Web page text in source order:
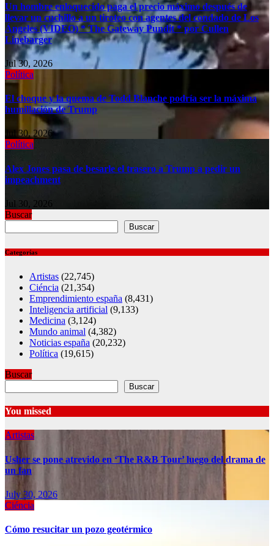
Un hombre enloquecido paga el precio máximo después de
llevar un cuchillo a un tiroteo con agentes del condado de Los
Ángeles (VIDEO) * The Gateway Pundit * por Cullen
Linebarger
Jul 30, 2026
Política
El choque y la quema de Todd Blanche podría ser la máxima
humillación de Trump
Jul 30, 2026
Política
Alex Jones pasa de besarle el trasero a Trump a pedir un
impeachment
Jul 30, 2026
Buscar
Buscar
Categorías
Artistas (22,745)
Ciéncia (21,354)
Emprendimiento españa (8,431)
Inteligencia artificial (9,133)
Medicina (3,124)
Mundo animal (4,382)
Noticias españa (20,232)
Política (19,615)
Buscar
Buscar
You missed
Artistas
Usher se pone atrevido en ‘The R&B Tour’ luego del drama de
un fan
July 30, 2026
Ciéncia
Cómo resucitar un pozo geotérmico